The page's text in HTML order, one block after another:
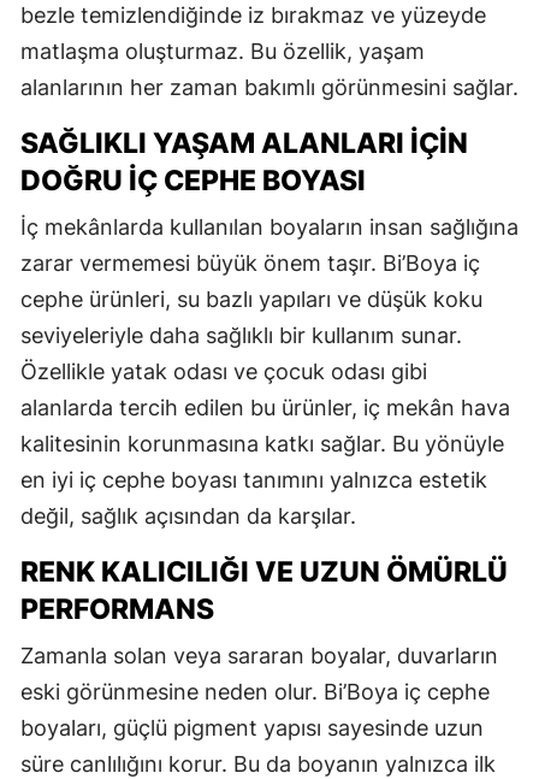
bezle temizlendiğinde iz bırakmaz ve yüzeyde
matlaşma oluşturmaz. Bu özellik, yaşam
alanlarının her zaman bakımlı görünmesini sağlar.
SAĞLIKLI YAŞAM ALANLARI İÇIN
DOĞRU İÇ CEPHE BOYASI
İç mekânlarda kullanılan boyaların insan sağlığına
zarar vermemesi büyük önem taşır. Bi’Boya iç
cephe ürünleri, su bazlı yapıları ve düşük koku
seviyeleriyle daha sağlıklı bir kullanım sunar.
Özellikle yatak odası ve çocuk odası gibi
alanlarda tercih edilen bu ürünler, iç mekân hava
kalitesinin korunmasına katkı sağlar. Bu yönüyle
en iyi iç cephe boyası tanımını yalnızca estetik
değil, sağlık açısından da karşılar.
RENK KALICILIĞI VE UZUN ÖMÜRLÜ
PERFORMANS
Zamanla solan veya sararan boyalar, duvarların
eski görünmesine neden olur. Bi’Boya iç cephe
boyaları, güçlü pigment yapısı sayesinde uzun
süre canlılığını korur. Bu da boyanın yalnızca ilk